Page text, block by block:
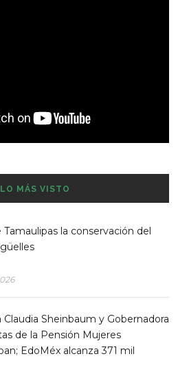
LO MÁS VISTO
la conservación del
Sheinbaum y Gobernadora
de la Pensión Mujeres
EdoMéx alcanza 371 mil